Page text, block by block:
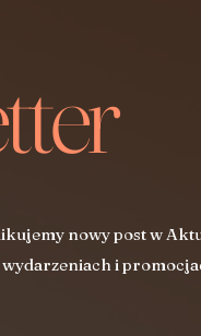
nowy post w
i